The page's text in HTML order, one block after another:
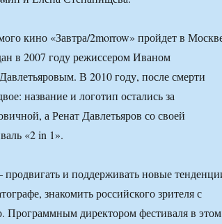
кино «Завтра/2morrow» пройдет в
в 2007 году режиссером Иваном
В 2010 году, после смерти
название и логотип остались за
а Ренат Давлетьяров со своей
«2 in 1».
продвигать и поддерживать новые
знакомить российского зрителя с
Программным директором фестиваля в этом